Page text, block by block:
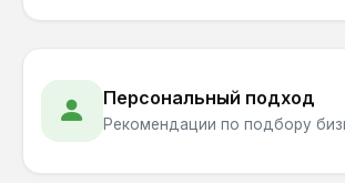
Персональный подход
Рекомендации по подбору